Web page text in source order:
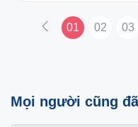
01 02 03
Mọi người cũng